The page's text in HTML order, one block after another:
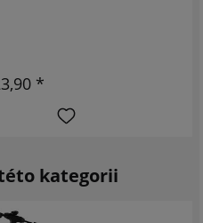
*
kategorii